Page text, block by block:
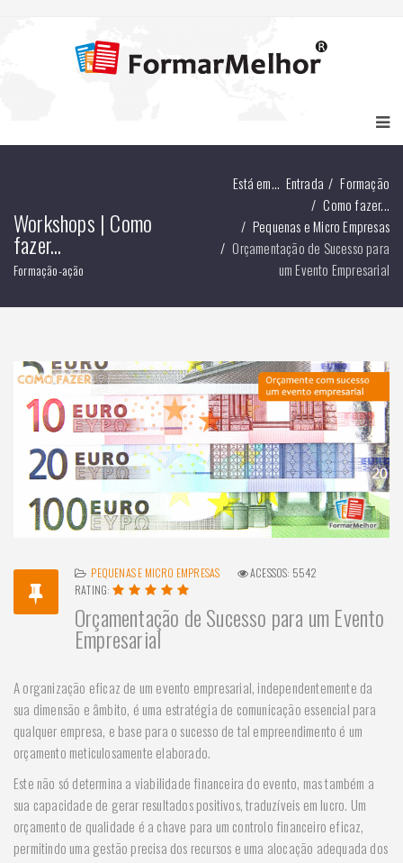
Workshops | Como
fazer...
Formação-ação
Está em... Entrada
Formação
Como fazer...
Pequenas e Micro Empresas
Orçamentação de Sucesso para
um Evento Empresarial
PEQUENAS E MICRO EMPRESAS
ACESSOS: 5542
RATING:
Orçamentação de Sucesso para um Evento
Empresarial
A organização eficaz de um evento empresarial, independentemente da
sua dimensão e âmbito, é uma estratégia de comunicação essencial para
qualquer empresa, e base para o sucesso de tal empreendimento é um
orçamento meticulosamente elaborado.
Este não só determina a viabilidade financeira do evento, mas também a
sua capacidade de gerar resultados positivos, traduzíveis em lucro. Um
orçamento de qualidade é a chave para um controlo financeiro eficaz,
permitindo uma gestão precisa dos recursos e uma alocação adequada dos